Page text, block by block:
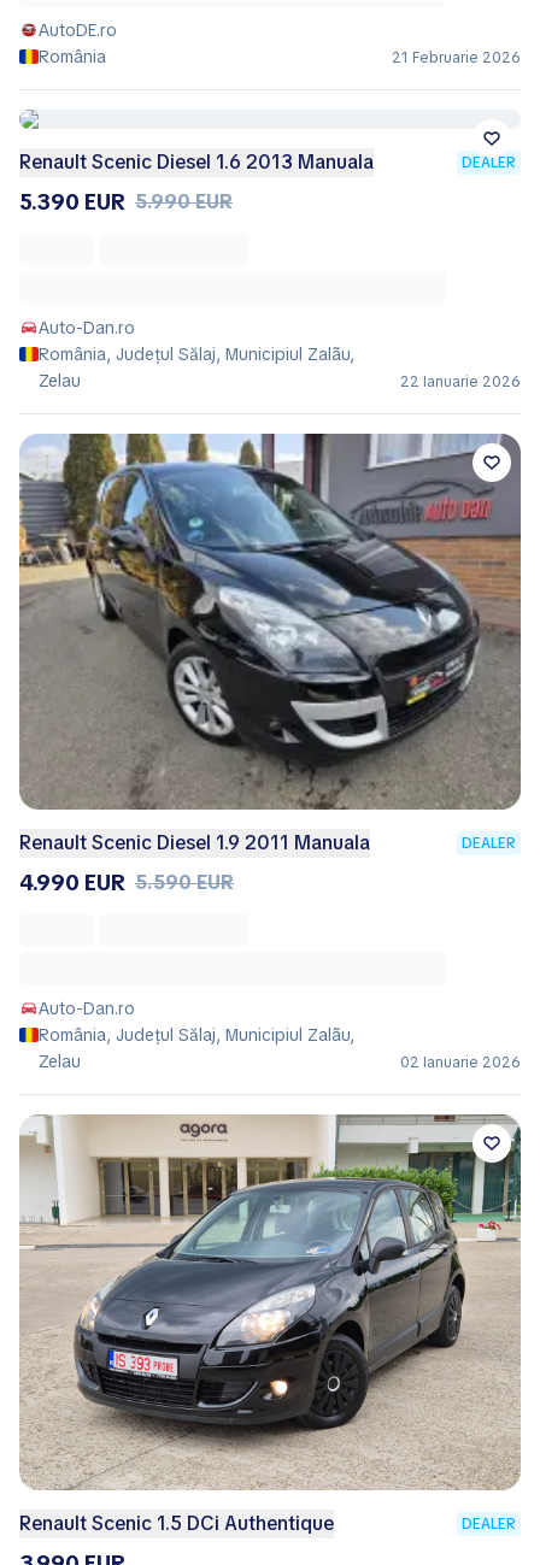
AutoDE.ro
România
21 Februarie 2026
Renault Scenic Diesel 1.6 2013 Manuala DEALER
5.390 EUR 5.990 EUR
Auto-Dan.ro
România, Județul Sălaj, Municipiul Zalãu,
Zelau
22 Ianuarie 2026
Renault Scenic Diesel 1.9 2011 Manuala DEALER
4.990 EUR 5.590 EUR
Auto-Dan.ro
România, Județul Sălaj, Municipiul Zalãu,
Zelau
02 Ianuarie 2026
Renault Scenic 1.5 DCi Authentique DEALER